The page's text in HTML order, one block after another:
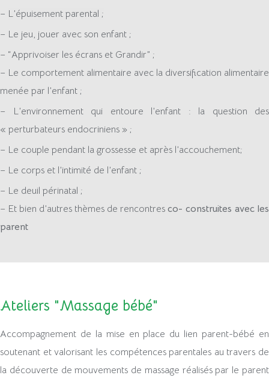
– L’épuisement parental ;
– Le jeu, jouer avec son enfant ;
– “Apprivoiser les écrans et Grandir” ;
– Le comportement alimentaire avec la diversification alimentaire
menée par l’enfant ;
– L’environnement qui entoure l’enfant : la question des
« perturbateurs endocriniens » ;
– Le couple pendant la grossesse et après l’accouchement;
– Le corps et l’intimité de l’enfant ;
– Le deuil périnatal ;
– Et bien d’autres thèmes de rencontres co- construites avec les
parent
Ateliers "Massage bébé"
Accompagnement de la mise en place du lien parent-bébé en
soutenant et valorisant les compétences parentales au travers de
la découverte de mouvements de massage réalisés par le parent